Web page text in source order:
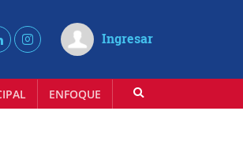
Ingresar
ENFOQUE INFOVINO